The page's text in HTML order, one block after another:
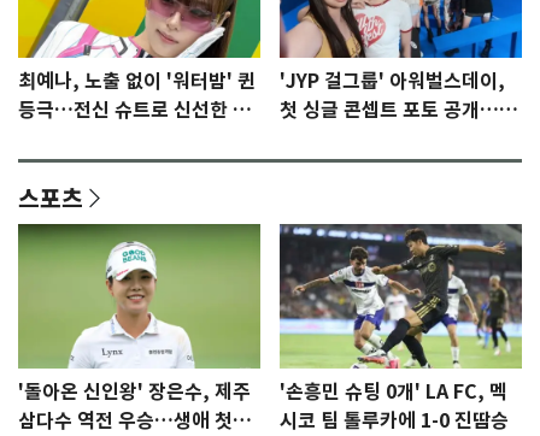
최예나, 노출 없이 '워터밤' 퀸
등극…전신 슈트로 신선한 충
'JYP 걸그룹' 아워벌스데이,
첫 싱글 콘셉트 포토 공개…청
스포츠
'돌아온 신인왕' 장은수, 제주
삼다수 역전 우승…생애 첫승
'손흥민 슈팅 0개' LA FC, 멕
시코 팀 톨루카에 1-0 진땀승